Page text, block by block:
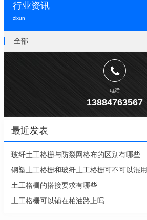
行业资讯
zixun
全部
电话
13884763567
最近发表
玻纤土工格栅与防裂网格布的区别有哪些
钢塑土工格栅和玻纤土工格栅可不可以混用
土工格栅的搭接要求有哪些
土工格栅可以铺在柏油路上吗